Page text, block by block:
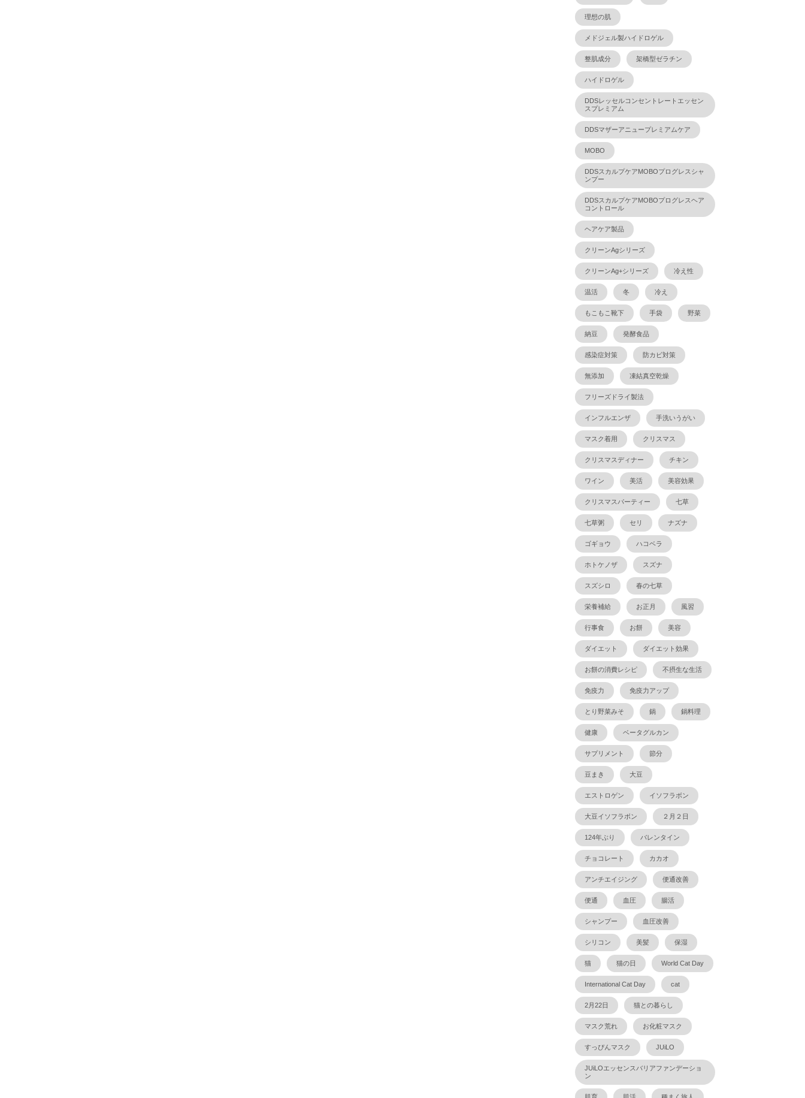
理想の肌
メドジェル製ハイドロゲル
整肌成分 架橋型ゼラチン
ハイドロゲル
DDSレッセルコンセントレートエッセン
スプレミアム
DDSマザーアニュープレミアムケア
MOBO
DDSスカルプケアMOBOプログレスシャ
ンプー
DDSスカルプケアMOBOプログレスヘア
コントロール
ヘアケア製品
クリーンAgシリーズ
クリーンAg+シリーズ 冷え性
温活 冬 冷え
もこもこ靴下 手袋 野菜
納豆 発酵食品
感染症対策 防カビ対策
無添加 凍結真空乾燥
フリーズドライ製法
インフルエンザ 手洗いうがい
マスク着用 クリスマス
クリスマスディナー チキン
ワイン 美活 美容効果
クリスマスパーティー 七草
七草粥 セリ ナズナ
ゴギョウ ハコベラ
ホトケノザ スズナ
スズシロ 春の七草
栄養補給 お正月 風習
行事食 お餅 美容
ダイエット ダイエット効果
お餅の消費レシピ 不摂生な生活
免疫力 免疫力アップ
とり野菜みそ 鍋 鍋料理
健康 ベータグルカン
サプリメント 節分
豆まき 大豆
エストロゲン イソフラボン
大豆イソフラボン ２月２日
124年ぶり バレンタイン
チョコレート カカオ
アンチエイジング 便通改善
便通 血圧 腸活
シャンプー 血圧改善
シリコン 美髪 保湿
猫 猫の日 World Cat Day
International Cat Day cat
2月22日 猫との暮らし
マスク荒れ お化粧マスク
すっぴんマスク JUiLO
JUiLOエッセンスバリアファンデーショ
ン